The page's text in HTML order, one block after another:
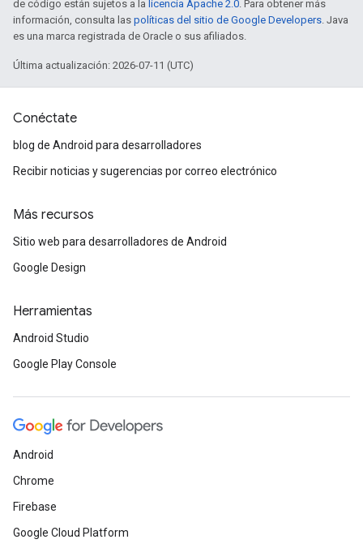
de código están sujetos a la licencia Apache 2.0. Para obtener más
información, consulta las políticas del sitio de Google Developers. Java
es una marca registrada de Oracle o sus afiliados.
Última actualización: 2026-07-11 (UTC)
Conéctate
blog de Android para desarrolladores
Recibir noticias y sugerencias por correo electrónico
Más recursos
Sitio web para desarrolladores de Android
Google Design
Herramientas
Android Studio
Google Play Console
Android
Chrome
Firebase
Google Cloud Platform